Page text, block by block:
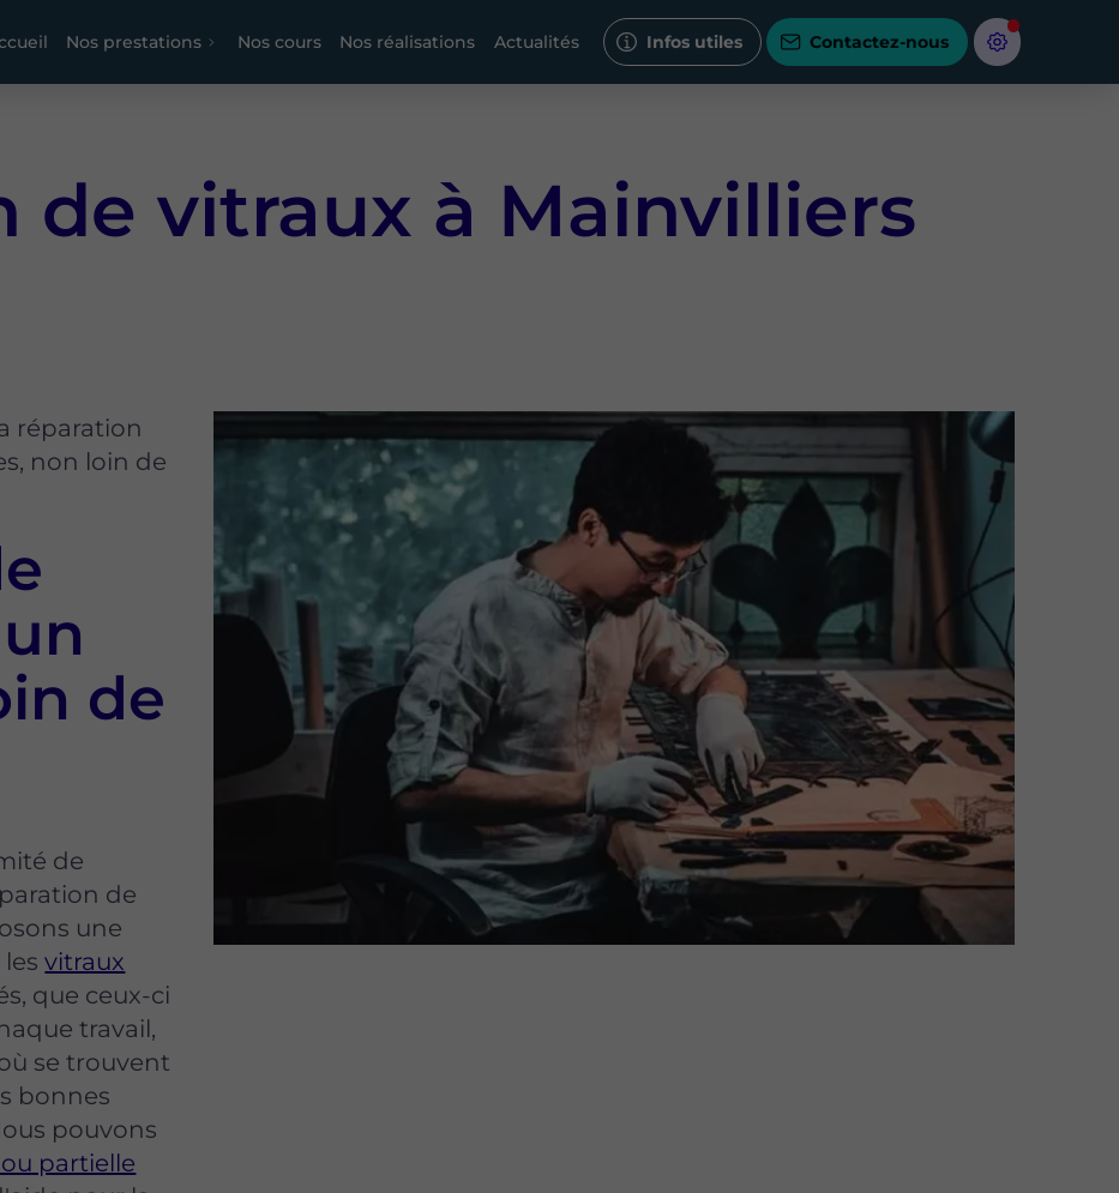
Nos prestations Nos cours Nos réalisations Actualités Infos utiles Contactez-nous
de vitraux à Mainvilliers
réparation
non loin de
de
de
de
une
lesvitraux
que ceux-ci
travail,
se trouvent
bonnes
pouvons
partielle